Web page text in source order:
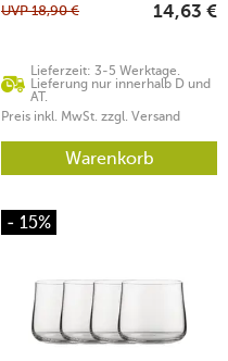
Lieferzeit: 3-5 Werktage.
Lieferung nur innerhalb D und
AT.
UVP18,90 € 14,63 €
Preis inkl. MwSt. zzgl. Versand
Warenkorb
- 15%